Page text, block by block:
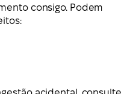
consigo. Podem